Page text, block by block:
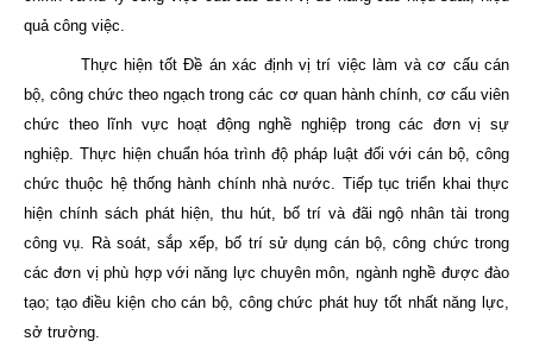
quả công việc.
Thực hiện tốt Đề án xác định vị trí việc làm và cơ cấu cán
bộ, công chức theo ngạch trong các cơ quan hành chính, cơ cấu viên
chức theo lĩnh vực hoạt động nghề nghiệp trong các đơn vị sự
nghiệp. Thực hiện chuẩn hóa trình độ pháp luật đối với cán bộ, công
chức thuộc hệ thống hành chính nhà nước. Tiếp tục triển khai thực
hiện chính sách phát hiện, thu hút, bố trí và đãi ngộ nhân tài trong
công vụ. Rà soát, sắp xếp, bố trí sử dụng cán bộ, công chức trong
các đơn vị phù hợp với năng lực chuyên môn, ngành nghề được đào
tạo; tạo điều kiện cho cán bộ, công chức phát huy tốt nhất năng lực,
sở trường.